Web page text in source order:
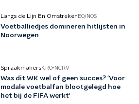
Langs de Lijn En Omstreken EO/NOS
Voetballiedjes domineren hitlijsten in
Noorwegen
SpraakmakersKRO-NCRV
Was dit WK wel of geen succes? 'Voor
modale voetbalfan blootgelegd hoe
het bij de FIFA werkt'